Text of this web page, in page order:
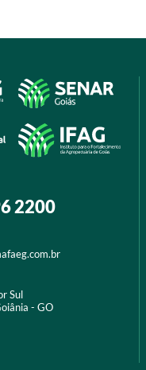
2200
Sul
- GO